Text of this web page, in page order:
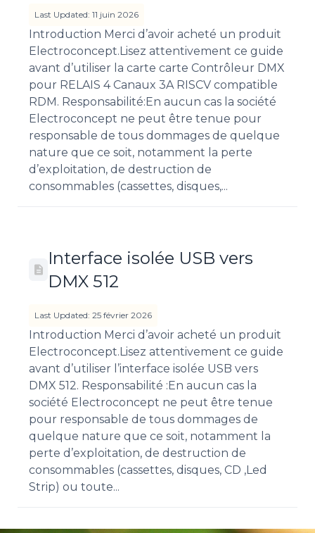
Last Updated: 11 juin 2026
Introduction Merci d’avoir acheté un produit
Electroconcept.Lisez attentivement ce guide
avant d’utiliser la carte carte Contrôleur DMX
pour RELAIS 4 Canaux 3A RISCV compatible
RDM. Responsabilité:En aucun cas la société
Electroconcept ne peut être tenue pour
responsable de tous dommages de quelque
nature que ce soit, notamment la perte
d’exploitation, de destruction de
consommables (cassettes, disques,...
Interface isolée USB vers
DMX 512
Last Updated: 25 février 2026
Introduction Merci d’avoir acheté un produit
Electroconcept.Lisez attentivement ce guide
avant d’utiliser l’interface isolée USB vers
DMX 512. Responsabilité :En aucun cas la
société Electroconcept ne peut être tenue
pour responsable de tous dommages de
quelque nature que ce soit, notamment la
perte d’exploitation, de destruction de
consommables (cassettes, disques, CD ,Led
Strip) ou toute...